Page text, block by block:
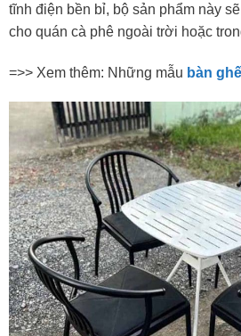
tĩnh điện bền bỉ, bộ sản phẩm này
cho quán cà phê ngoài trời hoặc
=>> Xem thêm: Những mẫu bàn